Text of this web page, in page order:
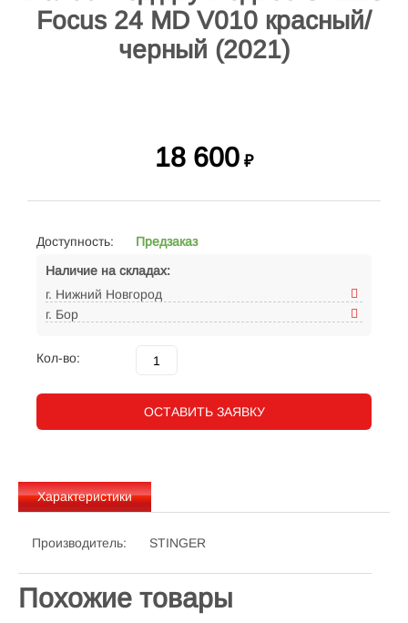
Focus 24 MD V010 красный/
черный (2021)
18 600 ₽
Доступность:
Предзаказ
Наличие на складах:
г. Нижний Новгород
г. Бор
Кол-во:
ОСТАВИТЬ ЗАЯВКУ
Характеристики
Производитель: STINGER
Похожие товары